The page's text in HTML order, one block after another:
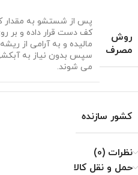
روش
مصرف
پس از شستشو به مقدار
کف دست قرار داده و بر
مالیده و به آرامی از
سپس بدون نیاز به
می شوند.
کشور سازنده
نظرات (0)
حمل و نقل کالا